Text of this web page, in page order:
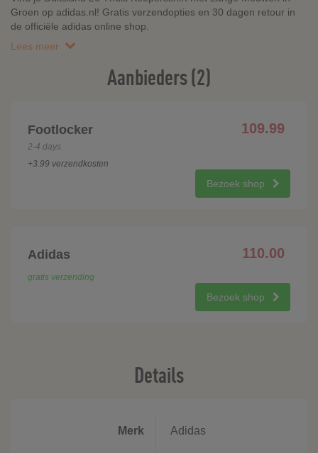
Groen op adidas.nl! Gratis verzendopties en 30 dagen retour in
de officiële adidas online shop.
Lees meer
Aanbieders (2)
Footlocker 109.99
2-4 days
+3.99 verzendkosten
Bezoek shop
Adidas 110.00
gratis verzending
Bezoek shop
Details
Merk Adidas